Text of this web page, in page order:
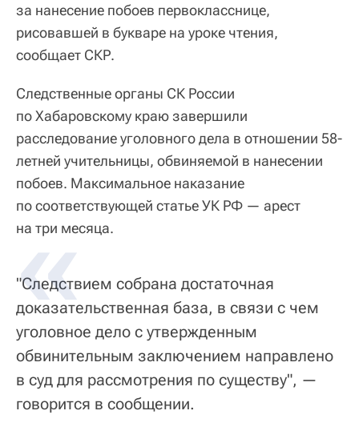
за нанесение побоев первокласснице,
рисовавшей в букваре на уроке чтения,
сообщает СКР.
Следственные органы СК России
по Хабаровскому краю завершили
расследование уголовного дела в отношении 58-
летней учительницы, обвиняемой в нанесении
побоев. Максимальное наказание
по соответствующей статье УК РФ — арест
на три месяца.
"Следствием собрана достаточная
доказательственная база, в связи с чем
уголовное дело с утвержденным
обвинительным заключением направлено
в суд для рассмотрения по существу", —
говорится в сообщении.